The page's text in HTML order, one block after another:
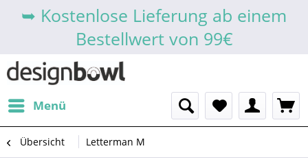
➥ Kostenlose Lieferung ab einem
Bestellwert von 99€
Menü
Übersicht Letterman M